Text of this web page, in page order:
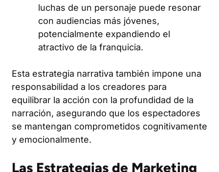
luchas de un personaje puede resonar
con audiencias más jóvenes,
potencialmente expandiendo el
atractivo de la franquicia.
Esta estrategia narrativa también impone una
responsabilidad a los creadores para
equilibrar la acción con la profundidad de la
narración, asegurando que los espectadores
se mantengan comprometidos cognitivamente
y emocionalmente.
Las Estrategias de Marketing